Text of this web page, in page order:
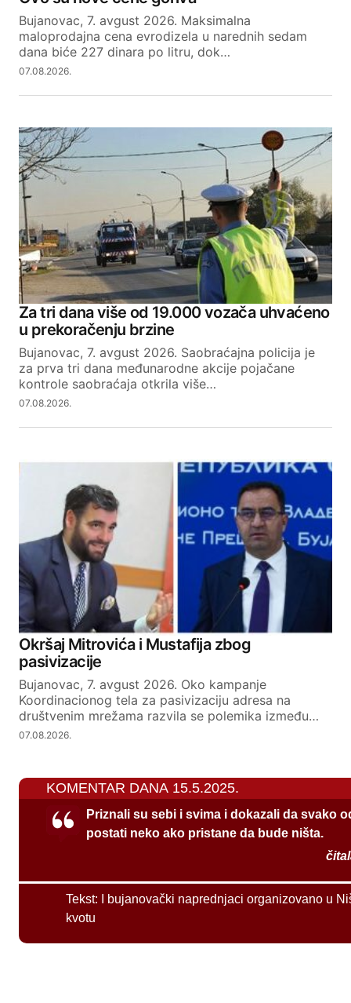
Bujanovac, 7. avgust 2026. Maksimalna
maloprodajna cena evrodizela u narednih sedam
dana biće 227 dinara po litru, dok…
07.08.2026.
Za tri dana više od 19.000 vozača uhvaćeno
u prekoračenju brzine
Bujanovac, 7. avgust 2026. Saobraćajna policija je
za prva tri dana međunarodne akcije pojačane
kontrole saobraćaja otkrila više…
07.08.2026.
Okršaj Mitrovića i Mustafija zbog
pasivizacije
Bujanovac, 7. avgust 2026. Oko kampanje
Koordinacionog tela za pasivizaciju adresa na
društvenim mrežama razvila se polemika između…
07.08.2026.
KOMENTAR DANA 15.5.2025.
Priznali su sebi i svima i dokazali da svako
postati neko ako pristane da bude ništa.
Tekst:
I bujanovački naprednjaci organizovano u
kvotu